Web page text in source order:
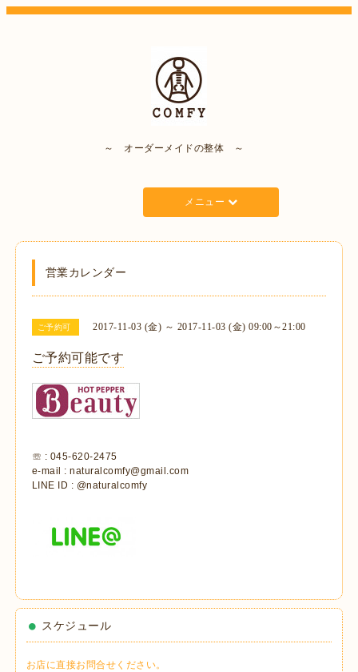
～ オーダーメイドの整体 ～
メニュー
営業カレンダー
ご予約可 2017-11-03 (金) ～ 2017-11-03 (金) 09:00～21:00
ご予約可能です
☏ : 045-620-2475
e-mail : naturalcomfy@gmail.com
LINE ID : @naturalcomfy
スケジュール
お店に直接お問合せください。